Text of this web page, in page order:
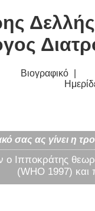
Βιογραφικό
σας ας γίνει η
ο Ιπποκράτης
(WHO 1997) και